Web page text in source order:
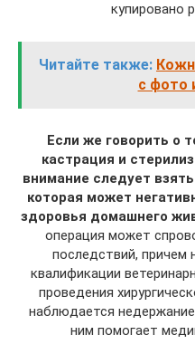
купировано
Читайте также:
с фото
Если же говорить о
кастрация и
внимание следует
которая может
здоровья домашнего
операция может
последствий, причем
квалификации
проведения
наблюдается
ним помогает